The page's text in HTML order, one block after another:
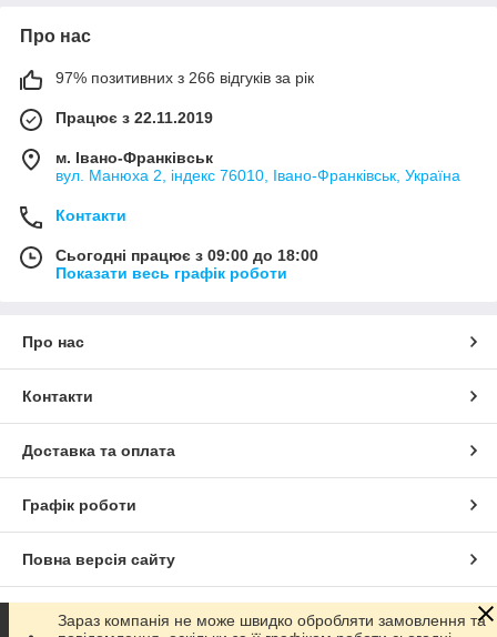
Про нас
97% позитивних з 266 відгуків за рік
Працює з 22.11.2019
м. Івано-Франківськ
вул. Манюха 2, індекс 76010, Івано-Франківськ, Україна
Контакти
Сьогодні працює з 09:00 до 18:00
Показати весь графік роботи
Про нас
Контакти
Доставка та оплата
Графік роботи
Повна версія сайту
Сайт створено на маркетплейсі Prom.ua
Зараз компанія не може швидко обробляти замовлення та